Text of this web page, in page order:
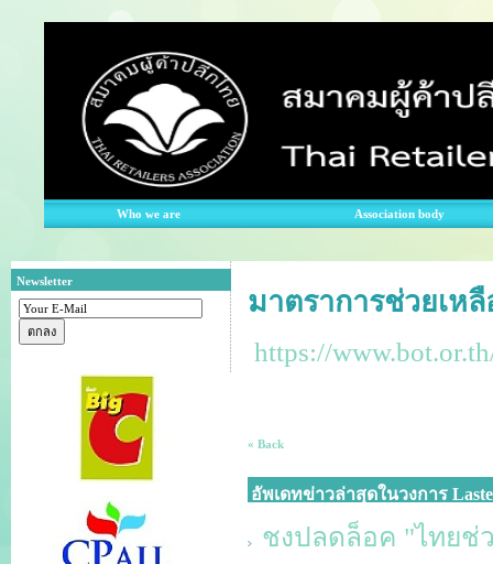
Who we are Association body
Newsletter
มาตราการช่วยเห
https://
« Back
อัพเดทข่าวล่าสุดในวงการ
ชงปลดล็อค "ไทยช่